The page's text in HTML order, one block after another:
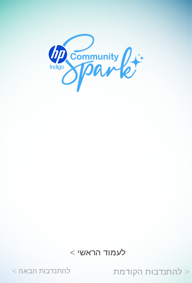
< לעמוד הראשי
להתנדבות הקודמת >
< להתנדבות הבאה